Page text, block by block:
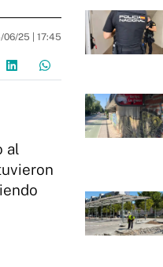
06/25 | 17:45
al